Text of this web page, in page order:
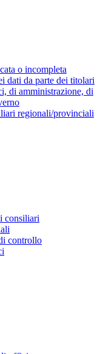
o incompleta
dati da parte dei titolari
di amministrazione, di
regionali/provinciali
consiliari
controllo